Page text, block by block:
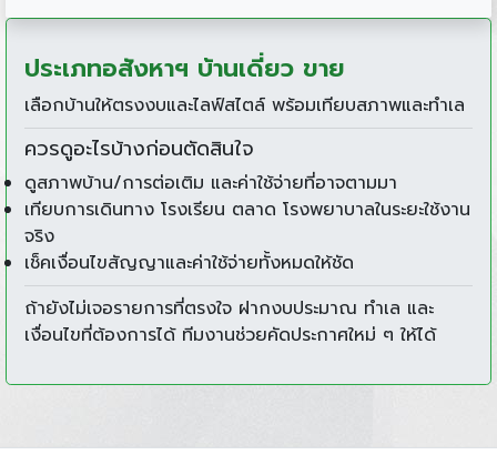
ประเภทอสังหาฯ บ้านเดี่ยว ขาย
เลือกบ้านให้ตรงงบและไลฟ์สไตล์ พร้อมเทียบสภาพและทำเล
ควรดูอะไรบ้างก่อนตัดสินใจ
ดูสภาพบ้าน/การต่อเติม และค่าใช้จ่ายที่อาจตามมา
เทียบการเดินทาง โรงเรียน ตลาด โรงพยาบาลในระยะใช้งาน
จริง
เช็คเงื่อนไขสัญญาและค่าใช้จ่ายทั้งหมดให้ชัด
ถ้ายังไม่เจอรายการที่ตรงใจ ฝากงบประมาณ ทำเล และ
เงื่อนไขที่ต้องการได้ ทีมงานช่วยคัดประกาศใหม่ ๆ ให้ได้